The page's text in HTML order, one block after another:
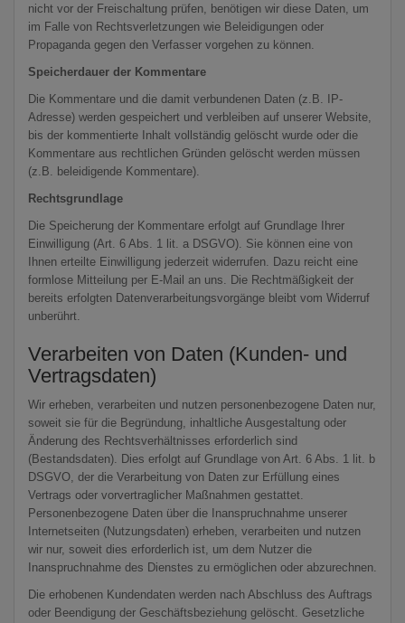
nicht vor der Freischaltung prüfen, benötigen wir diese Daten, um
im Falle von Rechtsverletzungen wie Beleidigungen oder
Propaganda gegen den Verfasser vorgehen zu können.
Speicherdauer der Kommentare
Die Kommentare und die damit verbundenen Daten (z.B. IP-
Adresse) werden gespeichert und verbleiben auf unserer Website,
bis der kommentierte Inhalt vollständig gelöscht wurde oder die
Kommentare aus rechtlichen Gründen gelöscht werden müssen
(z.B. beleidigende Kommentare).
Rechtsgrundlage
Die Speicherung der Kommentare erfolgt auf Grundlage Ihrer
Einwilligung (Art. 6 Abs. 1 lit. a DSGVO). Sie können eine von
Ihnen erteilte Einwilligung jederzeit widerrufen. Dazu reicht eine
formlose Mitteilung per E-Mail an uns. Die Rechtmäßigkeit der
bereits erfolgten Datenverarbeitungsvorgänge bleibt vom Widerruf
unberührt.
Verarbeiten von Daten (Kunden- und
Vertragsdaten)
Wir erheben, verarbeiten und nutzen personenbezogene Daten nur,
soweit sie für die Begründung, inhaltliche Ausgestaltung oder
Änderung des Rechtsverhältnisses erforderlich sind
(Bestandsdaten). Dies erfolgt auf Grundlage von Art. 6 Abs. 1 lit. b
DSGVO, der die Verarbeitung von Daten zur Erfüllung eines
Vertrags oder vorvertraglicher Maßnahmen gestattet.
Personenbezogene Daten über die Inanspruchnahme unserer
Internetseiten (Nutzungsdaten) erheben, verarbeiten und nutzen
wir nur, soweit dies erforderlich ist, um dem Nutzer die
Inanspruchnahme des Dienstes zu ermöglichen oder abzurechnen.
Die erhobenen Kundendaten werden nach Abschluss des Auftrags
oder Beendigung der Geschäftsbeziehung gelöscht. Gesetzliche